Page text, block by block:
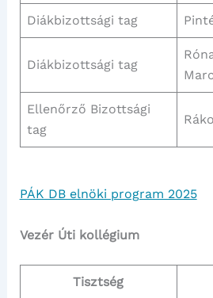
Diákbizottsági tag
Diákbizottsági tag
Ellenőrző Bizottsági
tag
PÁK DB elnöki program 2025
Vezér Úti kollégium
Tisztség